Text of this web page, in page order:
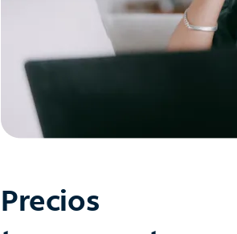
Precios